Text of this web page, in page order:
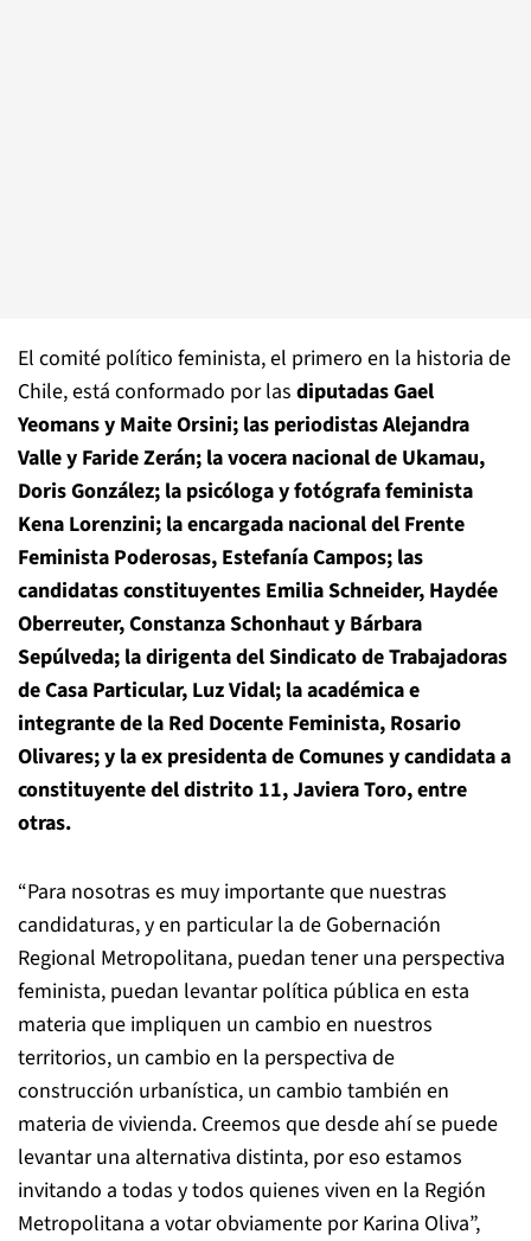
El comité político feminista, el primero en la historia de
Chile, está conformado por las diputadas Gael
Yeomans y Maite Orsini; las periodistas Alejandra
Valle y Faride Zerán; la vocera nacional de Ukamau,
Doris González; la psicóloga y fotógrafa feminista
Kena Lorenzini; la encargada nacional del Frente
Feminista Poderosas, Estefanía Campos; las
candidatas constituyentes Emilia Schneider, Haydée
Oberreuter, Constanza Schonhaut y Bárbara
Sepúlveda; la dirigenta del Sindicato de Trabajadoras
de Casa Particular, Luz Vidal; la académica e
integrante de la Red Docente Feminista, Rosario
Olivares; y la ex presidenta de Comunes y candidata a
constituyente del distrito 11, Javiera Toro, entre
otras.
“Para nosotras es muy importante que nuestras
candidaturas, y en particular la de Gobernación
Regional Metropolitana, puedan tener una perspectiva
feminista, puedan levantar política pública en esta
materia que impliquen un cambio en nuestros
territorios, un cambio en la perspectiva de
construcción urbanística, un cambio también en
materia de vivienda. Creemos que desde ahí se puede
levantar una alternativa distinta, por eso estamos
invitando a todas y todos quienes viven en la Región
Metropolitana a votar obviamente por Karina Oliva”,